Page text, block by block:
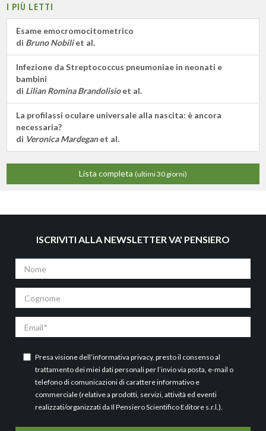
I PIÙ LETTI
Esame emocromocitometrico
di Bruno Nobiliet al.
Infezione da Streptococcus pneumoniae in neonati e
bambini
di Lilian Romina Brandolisioet al.
La profilassi oculare universale alla nascita: è ancora
necessaria?
di Veronica Mardeganet al.
Lista completa (ultimi 30 giorni)
ISCRIVITI ALLA NEWSLETTER VA' PENSIERO
Presa visione dell’informativa privacy, presto il consenso al
trattamento dei miei dati personali per l’invio via posta, e-mail o
telefono di comunicazioni di carattere informativo e
commerciale (relative a prodotti, servizi, attività ed eventi
realizzati/organizzati da Il Pensiero Scientifico Editore s.r.l.).